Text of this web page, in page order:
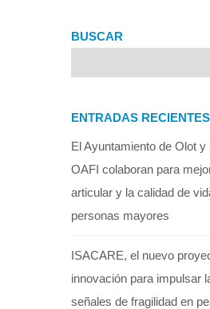
BUSCAR
ENTRADAS RECIENTES
El Ayuntamiento de Olot y
OAFI colaboran para
articular y la calidad de
personas mayores
ISACARE, el nuevo
innovación para impulsar
señales de fragilidad en